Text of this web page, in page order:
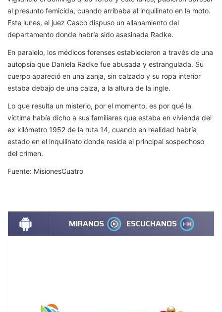
al presunto femicida, cuando arribaba al inquilinato en la moto.
Este lunes, el juez Casco dispuso un allanamiento del
departamento donde habría sido asesinada Radke.
En paralelo, los médicos forenses establecieron a través de una
autopsia que Daniela Radke fue abusada y estrangulada. Su
cuerpo apareció en una zanja, sin calzado y su ropa interior
estaba debajo de una calza, a la altura de la ingle.
Lo que resulta un misterio, por el momento, es por qué la
víctima había dicho a sus familiares que estaba en vivienda del
ex kilómetro 1952 de la ruta 14, cuando en realidad habría
estado en el inquilinato donde reside el principal sospechoso
del crimen.
Fuente: MisionesCuatro